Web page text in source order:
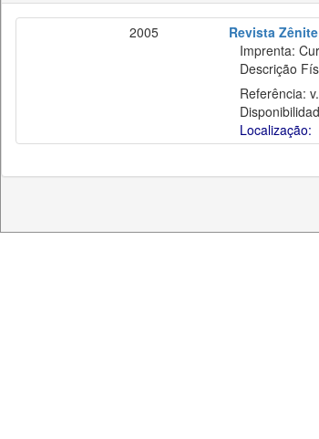
2005
Revista
Imprenta:
Descrição
Referência:
Localização: